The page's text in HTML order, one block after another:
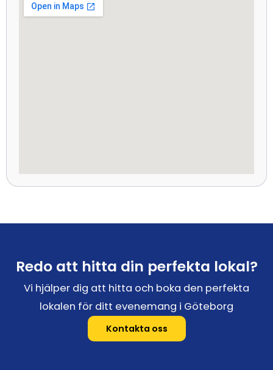
Redo att hitta din perfekta lokal?
Vi hjälper dig att hitta och boka den perfekta
lokalen för ditt evenemang i Göteborg
Kontakta oss